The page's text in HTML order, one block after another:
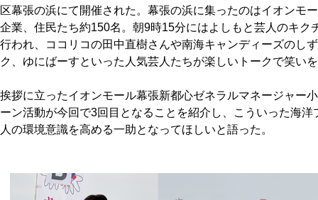
区幕張の浜にて開催された。幕張の浜に集ったのはイオンモ
企業、住民たち約150名。朝9時15分にはよしもと芸人のキク
行われ、ココリコの田中直樹さんや南海キャンディーズのし
ク、ゆにばーすといった人気芸人たちが楽しいトークで笑い
挨拶に立ったイオンモール幕張新都心ゼネラルマネージャー
ーン活動が今回で3回目となることを紹介し、こういった海
人の環境意識を高める一助となってほしいと語った。